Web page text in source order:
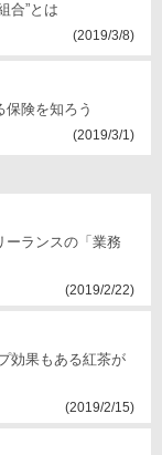
合”とは
(2019/3/8)
保険を知ろう
(2019/3/1)
ーランスの「業務
(2019/2/22)
効果もある紅茶が
(2019/2/15)